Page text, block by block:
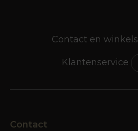
Contact en winkels
Klantenservice
Contact